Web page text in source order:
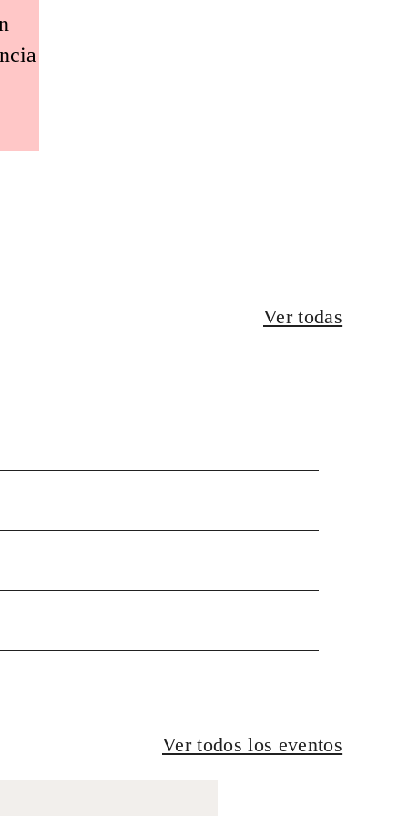
Ver todas
Ver todos los eventos